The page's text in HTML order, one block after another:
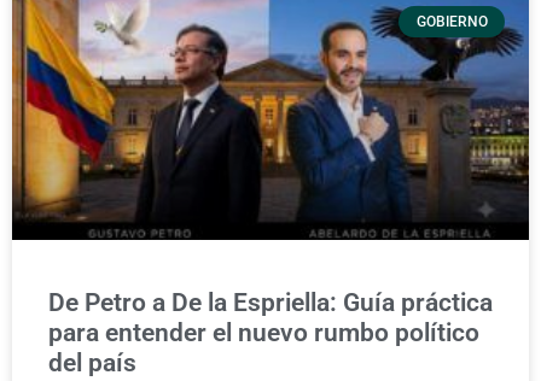
GOBIERNO
De Petro a De la Espriella: Guía práctica
para entender el nuevo rumbo político
del país